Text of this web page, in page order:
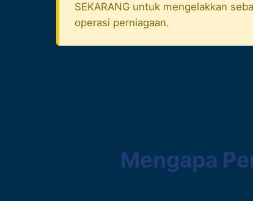
SEKARANG untuk mengelakkan
operasi perniagaan.
Mengapa